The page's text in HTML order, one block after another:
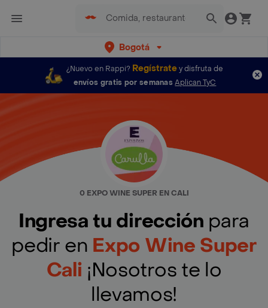
Bogotá
¿Nuevo en Rappi? Regístratey disfruta de
envíos gratis por semanas Aplican TyC
0 EXPO WINE SUPER EN CALI
Ingresa tu dirección para
pedir en Expo Wine Super
Cali ¡Nosotros te lo
llevamos!